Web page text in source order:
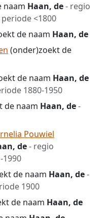
naam Haan, de- regio
<1800
de naam Haan, de
(onder)zoekt de
de naam Haan, de
1880-1950
de naam Haan, de-
Pouwiel
de- regio
1990
de naam Haan, de-
1900
de naam Haan, de